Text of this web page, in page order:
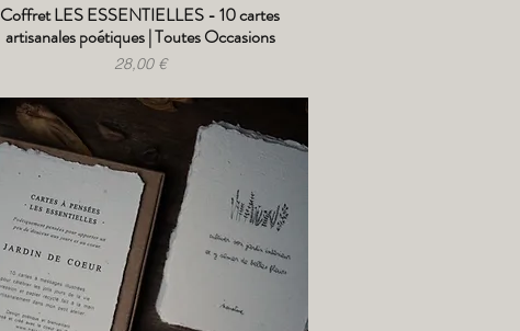
Aperçu rapide
Coffret LES ESSENTIELLES - 10 cartes
artisanales poétiques | Toutes Occasions
Prix
28,00 €